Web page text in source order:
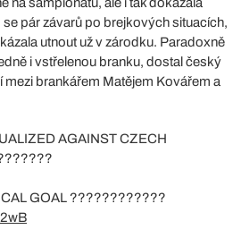
pár závarů po brejkových situacích,
utnout už v zárodku. Paradoxně
i vstřelenou branku, dostal český
brankářem Matějem Kovářem a
AGAINST CZECH
GOAL ????????????